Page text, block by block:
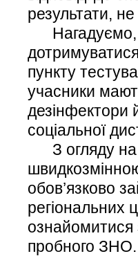
результати,
Нагадуємо,
пункту
учасники
дезінфектори
соціальної
З огляду на
обов’язково
регіональних
пробного ЗНО.